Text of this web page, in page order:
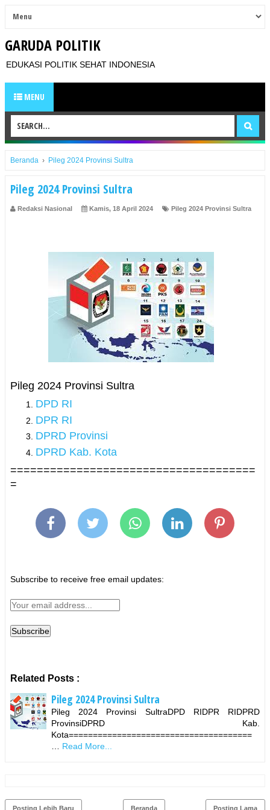
GARUDA POLITIK
EDUKASI POLITIK SEHAT INDONESIA
MENU
Beranda › Pileg 2024 Provinsi Sultra
Pileg 2024 Provinsi Sultra
Redaksi Nasional Kamis, 18 April 2024 Pileg 2024 Provinsi Sultra
Pileg 2024 Provinsi Sultra
DPD RI
DPR RI
DPRD Provinsi
DPRD Kab. Kota
=====================================
=
Subscribe to receive free email updates:
Related Posts :
Pileg 2024 Provinsi Sultra
Pileg 2024 Provinsi SultraDPD RIDPR RIDPRD
ProvinsiDPRD Kab.
Kota======================================
Read More...
Posting Lebih Baru Posting Lama
Beranda